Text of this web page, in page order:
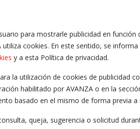
para mostrarle publicidad en
cookies. En este sentido, se
y a esta Política de privacidad.
la utilización de cookies de publicidad
habilitado por AVANZA o en la
basado en el mismo de forma previa a
queja, sugerencia o solicitud